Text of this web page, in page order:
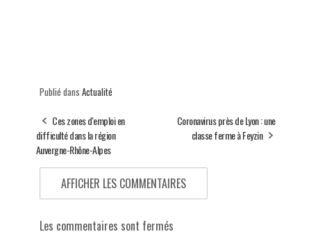
Publié dans Actualité
Ces zones d'emploi en
difficulté dans la région
Auvergne-Rhône-Alpes
Coronavirus près de Lyon : une
classe ferme à Feyzin
AFFICHER LES COMMENTAIRES
Les commentaires sont fermés